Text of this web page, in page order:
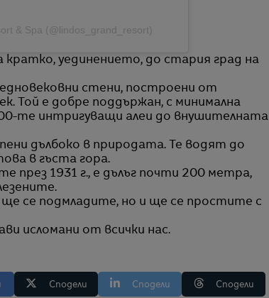
& Spa (@lindos_grand_resort)
кратко, уединението, до стария град на
стени, построени от
Той е добре поддържан, с минимална
те интригуващи алеи до внушителната
дълбоко в природата. Те водят до
в гъста гора.
през 1931 г., е дълъг почти 200 метра,
ще се подмладите, но и ще се простите с
исломани от всички нас.
Сподели Сподели Сподели